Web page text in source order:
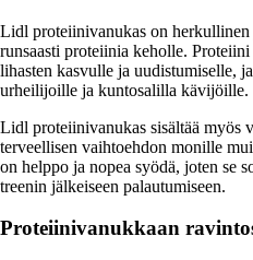
Lidl proteiinivanukas on herkullinen
runsaasti proteiinia keholle.
lihasten kasvulle ja uudistumiselle,
urheilijoille ja kuntosalilla kävijöille.
Lidl proteiinivanukas sisältää myös
terveellisen vaihtoehdon monille
on helppo ja nopea syödä, joten se
treenin jälkeiseen palautumiseen.
Proteiinivanukkaan